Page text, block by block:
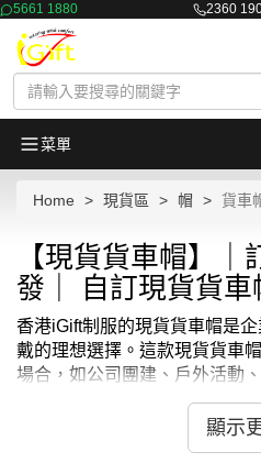
5661 1880 2360
菜單
Home 現貨區 帽 貨車
【現貨貨車帽】
發｜ 自訂現貨貨車
香港iGift制服的現貨貨車帽是
戴的理想選擇。這款現貨貨車
場合，如公司團建、戶外活動
現貨貨車帽採用高品質材料，
香港iGift制服提供多種顏色和
顯示